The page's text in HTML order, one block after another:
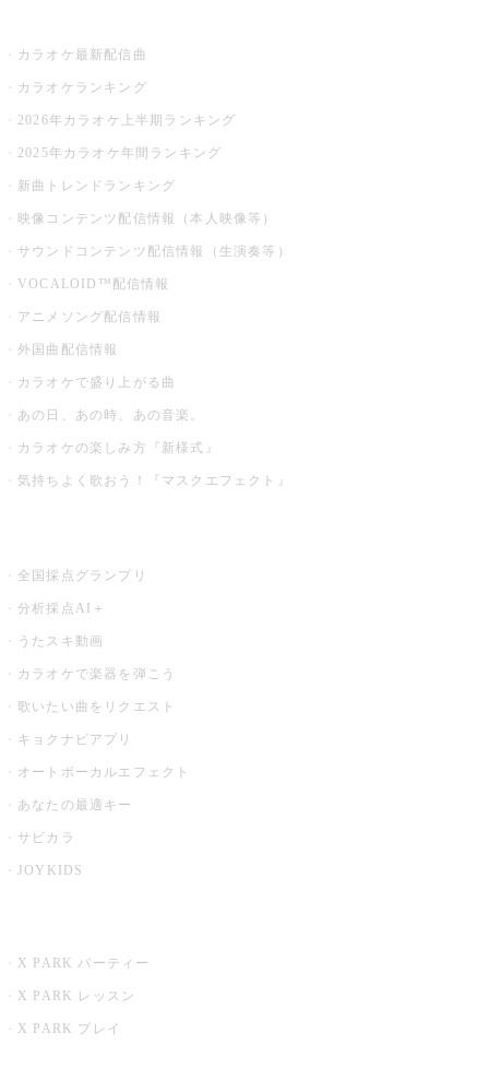
カラオケ最新配信曲
カラオケランキング
2026年カラオケ上半期ランキング
2025年カラオケ年間ランキング
新曲トレンドランキング
映像コンテンツ配信情報（本人映像等）
サウンドコンテンツ配信情報（生演奏等）
VOCALOID™配信情報
アニメソング配信情報
外国曲配信情報
カラオケで盛り上がる曲
あの日、あの時、あの音楽。
カラオケの楽しみ方『新様式』
気持ちよく歌おう！『マスクエフェクト』
全国採点グランプリ
分析採点AI＋
うたスキ動画
カラオケで楽器を弾こう
歌いたい曲をリクエスト
キョクナビアプリ
オートボーカルエフェクト
あなたの最適キー
サビカラ
JOYKIDS
X PARK パーティー
X PARK レッスン
X PARK プレイ